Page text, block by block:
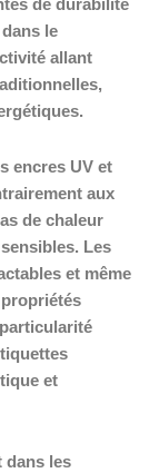
de durabilité
le
allant
encres UV et
aux
de chaleur
Les
et même
et
dans les